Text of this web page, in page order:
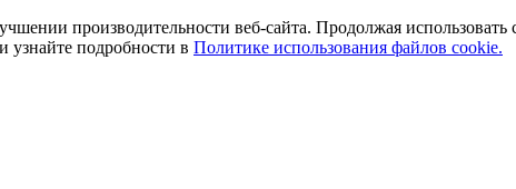
производительности веб-сайта. Продолжая использовать
узнайте подробности в Политике использования файлов cookie.